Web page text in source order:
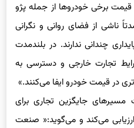
برخی خودروها از جمله پژو
ناشی از فضای روانی و نگرانی
چندانی ندارند. در بلندمدت
تجارت خارجی و دسترسی به
در قیمت خودرو ایفا می‌کنند.»
مسیرهای جایگزین تجاری برای
می‌کند و می‌گوید:« صنعت